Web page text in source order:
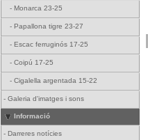
- Monarca 23-25
- Papallona tigre 23-27
- Escac ferruginós 17-25
- Coipú 17-25
- Cigalella argentada 15-22
- Galeria d'imatges i sons
Informació
- Darreres notícies